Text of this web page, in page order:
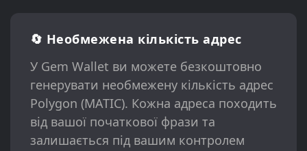
🔄 Необмежена кількість адрес
У Gem Wallet ви можете безкоштовно
генерувати необмежену кількість адрес
Polygon (MATIC). Кожна адреса походить
від вашої початкової фрази та
залишається під вашим контролем